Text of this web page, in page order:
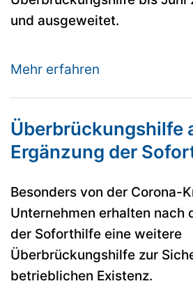
und ausgeweitet.
Mehr erfahren
Überbrückungshilfe
Ergänzung der
Besonders von der Corona-
Unternehmen erhalten nach
der Soforthilfe eine weitere
Überbrückungshilfe zur
betrieblichen Existenz.